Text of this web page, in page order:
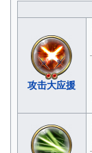
攻击大应援